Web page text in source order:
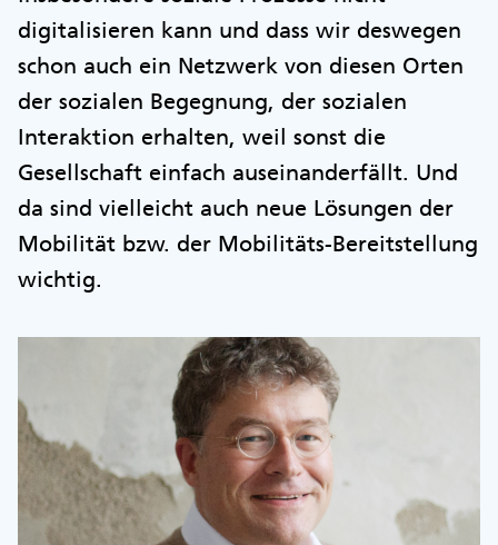
digitalisieren kann und dass wir deswegen
schon auch ein Netzwerk von diesen Orten
der sozialen Begegnung, der sozialen
Interaktion erhalten, weil sonst die
Gesellschaft einfach auseinanderfällt. Und
da sind vielleicht auch neue Lösungen der
Mobilität bzw. der Mobilitäts-Bereitstellung
wichtig.